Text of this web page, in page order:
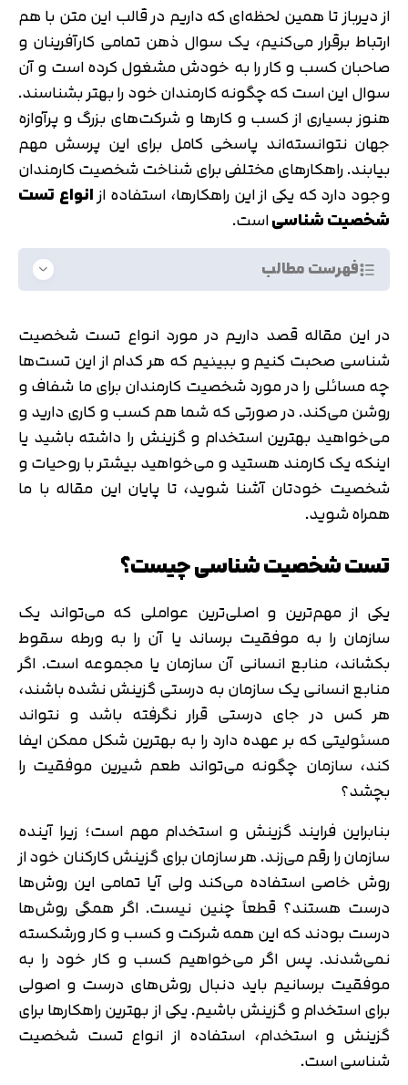
از دیرباز تا همین لحظه‌ای که داریم در قالب این متن با هم
ارتباط برقرار می‌کنیم، یک سوال ذهن تمامی کارآفرینان و
صاحبان کسب و کار را به خودش مشغول کرده است و آن
سوال این است که چگونه کارمندان خود را بهتر بشناسند.
هنوز بسیاری از کسب و کارها و شرکت‌های بزرگ و پرآوازه
جهان نتوانسته‌اند پاسخی کامل برای این پرسش مهم
بیابند. راهکارهای مختلفی برای شناخت شخصیت کارمندان
وجود دارد که یکی از این راهکارها، استفاده ازانواع تست
شخصیت شناسیاست.
فهرست مطالب
در این مقاله قصد داریم در مورد انواع تست شخصیت
شناسی صحبت کنیم و ببینیم که هر کدام از این تست‌ها
چه مسائلی را در مورد شخصیت کارمندان برای ما شفاف و
روشن می‌کند. در صورتی که شما هم کسب و کاری دارید و
می‌خواهید بهترین استخدام و گزینش را داشته باشید یا
اینکه یک کارمند هستید و می‌خواهید بیشتر با روحیات و
شخصیت خودتان آشنا شوید، تا پایان این مقاله با ما
همراه شوید.
تست شخصیت شناسی چیست؟
یکی از مهم‌ترین و اصلی‌ترین عواملی که می‌تواند یک
سازمان را به موفقیت برساند یا آن را به ورطه سقوط
بکشاند، منابع انسانی آن سازمان یا مجموعه است. اگر
منابع انسانی یک سازمان به درستی گزینش نشده باشند،
هر کس در جای درستی قرار نگرفته باشد و نتواند
مسئولیتی که بر عهده دارد را به بهترین شکل ممکن ایفا
کند، سازمان چگونه می‌تواند طعم شیرین موفقیت را
بچشد؟
بنابراین فرایند گزینش و استخدام مهم است؛ زیرا آینده
سازمان را رقم می‌زند. هر سازمان برای گزینش کارکنان خود از
روش خاصی استفاده می‌کند ولی آیا تمامی این روش‌ها
درست هستند؟ قطعاً چنین نیست. اگر همگی روش‌ها
درست بودند که این همه شرکت و کسب و کار ورشکسته
نمی‌شدند. پس اگر می‌خواهیم کسب و کار خود را به
موفقیت برسانیم باید دنبال روش‌های درست و اصولی
برای استخدام و گزینش باشیم. یکی از بهترین راهکارها برای
گزینش و استخدام، استفاده از انواع تست شخصیت
شناسی است.